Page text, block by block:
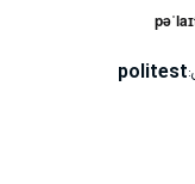
politest